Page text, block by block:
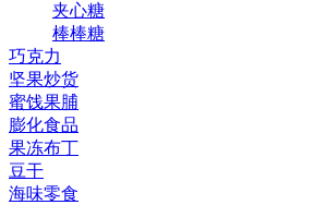
夹心糖
棒棒糖
巧克力
坚果炒货
蜜饯果脯
膨化食品
果冻布丁
豆干
海味零食